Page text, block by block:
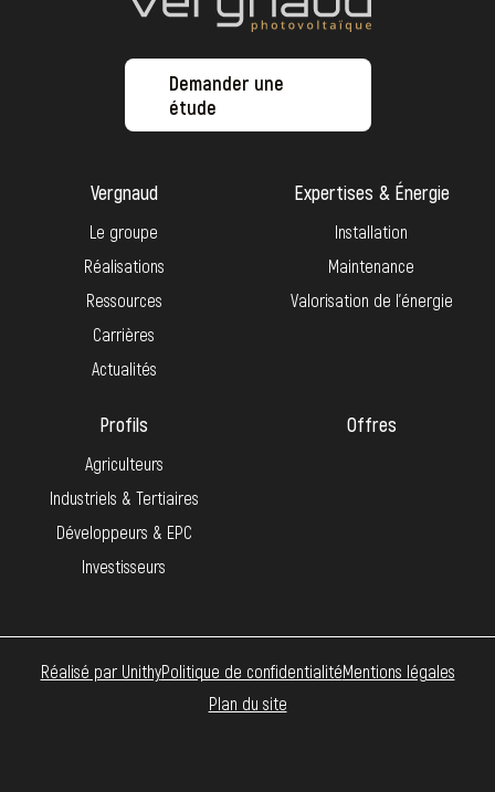
Demander une
étude
Vergnaud
Le groupe
Réalisations
Ressources
Carrières
Actualités
Expertises & Énergie
Installation
Maintenance
Valorisation de l’énergie
Profils
Agriculteurs
Industriels & Tertiaires
Développeurs & EPC
Investisseurs
Offres
Réalisé par UnithyPolitique de confidentialitéMentions légales
Plan du site